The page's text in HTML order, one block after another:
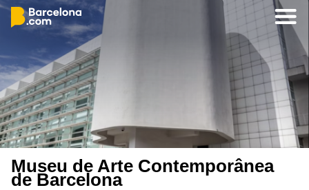
Museu de Arte Contemporânea
de Barcelona